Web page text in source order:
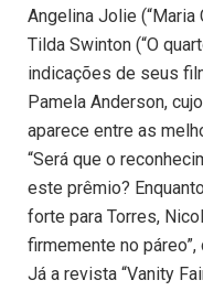
Angelina Jolie (“Maria
Tilda Swinton (“O
indicações de seus
Pamela Anderson,
aparece entre as
“Será que o
este prêmio?
forte para Torres,
firmemente no
Já a revista “Vanity